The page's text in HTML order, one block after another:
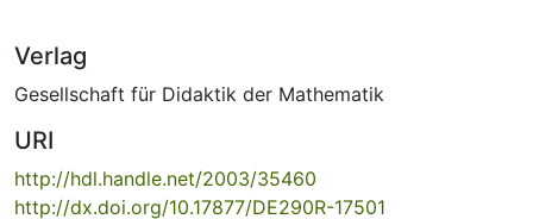
Verlag
Gesellschaft für Didaktik der Mathematik
URI
http://hdl.handle.net/2003/35460
http://dx.doi.org/10.17877/DE290R-17501